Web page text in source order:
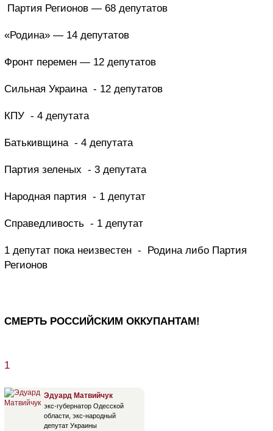
Партия Регионов — 68 депутатов
«Родина» — 14 депутатов
Фронт перемен — 12 депутатов
Сильная Украина - 12 депутатов
КПУ - 4 депутата
Батькивщина - 4 депутата
Партия зеленых - 3 депутата
Народная партия - 1 депутат
Справедливость - 1 депутат
1 депутат пока неизвестен - Родина либо Партия
Регионов
СМЕРТЬ РОССИЙСКИМ ОККУПАНТАМ!
1
Эдуард Матвийчук
экс-губернатор Одесской
области, экс-народный
депутат Украины